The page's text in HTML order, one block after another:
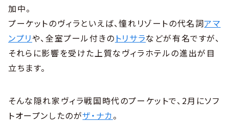
加中。
プーケットのヴィラといえば、憧れリゾートの代名詞アマ
ンプリや、全室プール付きの トリサラなどが有名ですが、
それらに影響を受けた上質なヴィラホテルの進出が目
立ちます。
そんな隠れ家ヴィラ戦国時代のプーケットで、2月にソフ
トオープンしたのがザ・ナカ。